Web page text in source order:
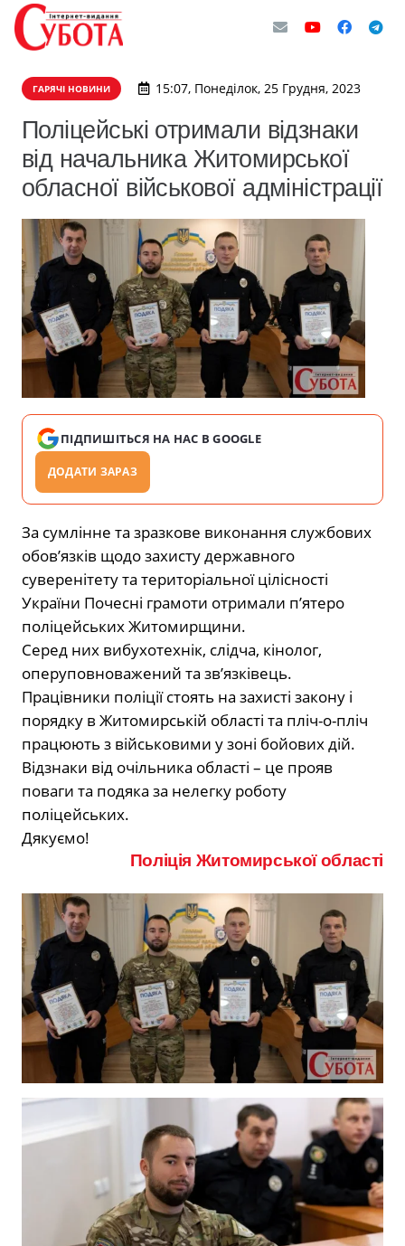
ГАРЯЧІ НОВИНИ 15:07, Понеділок, 25 Грудня, 2023
Поліцейські отримали відзнаки
від начальника Житомирської
обласної військової адміністрації
ПІДПИШІТЬСЯ НА НАС В GOOGLE
ДОДАТИ ЗАРАЗ
За сумлінне та зразкове виконання службових
обов’язків щодо захисту державного
суверенітету та територіальної цілісності
України Почесні грамоти отримали п’ятеро
поліцейських Житомирщини.
Серед них вибухотехнік, слідча, кінолог,
оперуповноважений та зв’язківець.
Працівники поліції стоять на захисті закону і
порядку в Житомирській області та пліч-о-пліч
працюють з військовими у зоні бойових дій.
Відзнаки від очільника області – це прояв
поваги та подяка за нелегку роботу
поліцейських.
Дякуємо!
Поліція Житомирської області